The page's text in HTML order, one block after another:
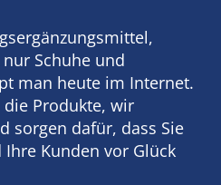
Schuhe und
man heute im Internet.
Produkte, wir
sorgen dafür, dass Sie
Kunden vor Glück